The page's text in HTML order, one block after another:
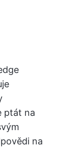
ptát na
na